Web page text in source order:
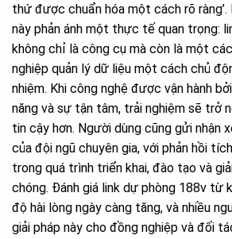
thứ được chuẩn hóa một cách rõ ràng’.
này phản ánh một thực tế quan trọng:
không chỉ là công cụ mà còn là một
nghiệp quản lý dữ liệu một cách chủ
nhiệm. Khi công nghệ được vận hành
năng và sự tận tâm, trải nghiệm sẽ trở
tin cậy hơn. Người dùng cũng gửi nhận
của đội ngũ chuyên gia, với phản hồi
trong quá trình triển khai, đào tạo và
chóng. Đánh giá link dự phòng 188v từ
độ hài lòng ngày càng tăng, và nhiều
giải pháp này cho đồng nghiệp và đối